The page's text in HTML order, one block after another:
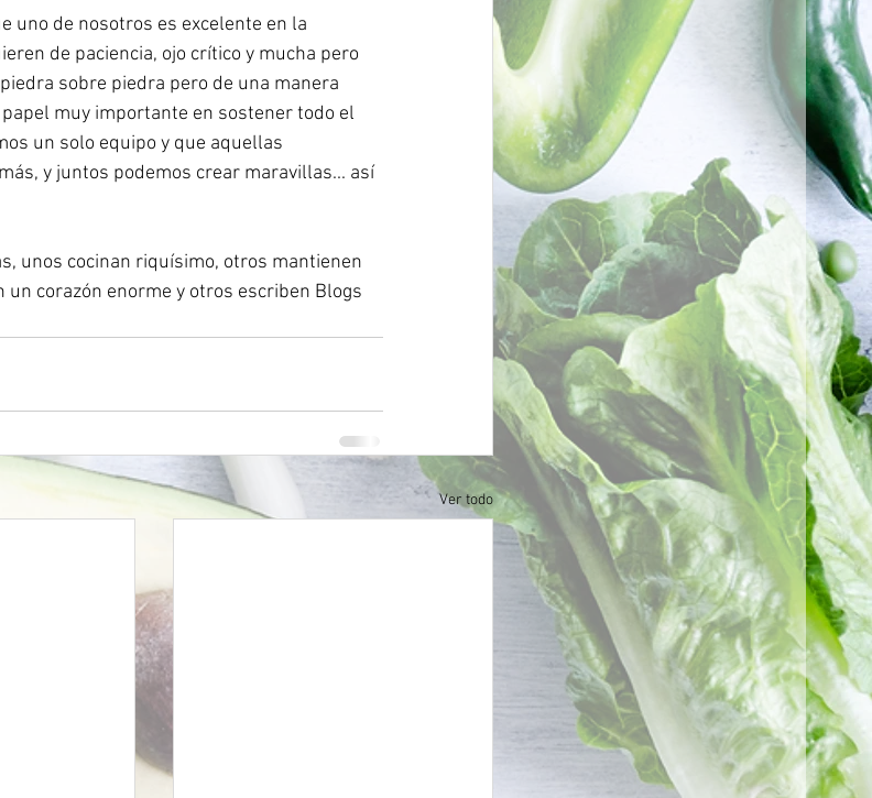
uno de nosotros es excelente en la
de paciencia, ojo crítico y mucha pero
sobre piedra pero de una manera
muy importante en sostener todo el
un solo equipo y que aquellas
y juntos podemos crear maravillas... así
unos cocinan riquísimo, otros mantienen
corazón enorme y otros escriben Blogs
Ver todo